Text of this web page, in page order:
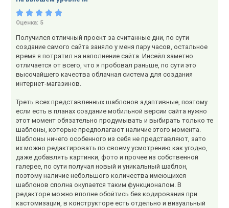
Оценка: 5
Получился отличный проект за считанные дни, по сути
создание самого сайта заняло у меня пару часов, остальное
время я потратил на наполнение сайта. Инсейл заметно
отличается от всего, что я пробовал раньше, по сути это
высочайшего качества облачная система для создания
интернет-магазинов.
Треть всех представленных шаблонов адаптивные, поэтому
если есть в планах создание мобильной версии сайта нужно
этот момент обязательно продумывать и выбирать только те
шаблоны, которые предполагают наличие этого момента.
Шаблоны ничего особенного из себя не представляют, зато
их можно редактировать по своему усмотрению как угодно,
даже добавлять картинки, фото и прочее из собственной
галерее, по сути получая новый и уникальный шаблон,
поэтому наличие небольшого количества имеющихся
шаблонов сполна окупается таким функционалом. В
редакторе можно вполне обойтись без кодирования при
кастомизации, в конструкторе есть отдельно и визуальный